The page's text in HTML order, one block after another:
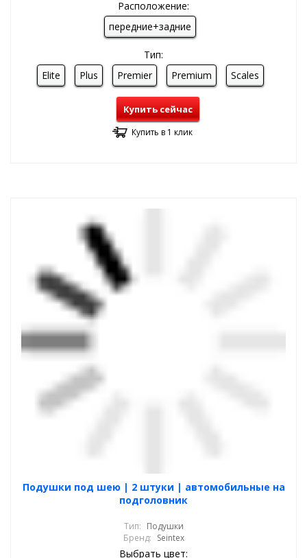
Расположение:
передние+задние
Тип:
Elite
Plus Premier Premium Scales
Купить сейчас
Купить в 1 клик
Подушки под шею | 2 штуки | автомобильные на
подголовник
Тип: Подушки
Бренд: Seintex
Выбрать цвет: